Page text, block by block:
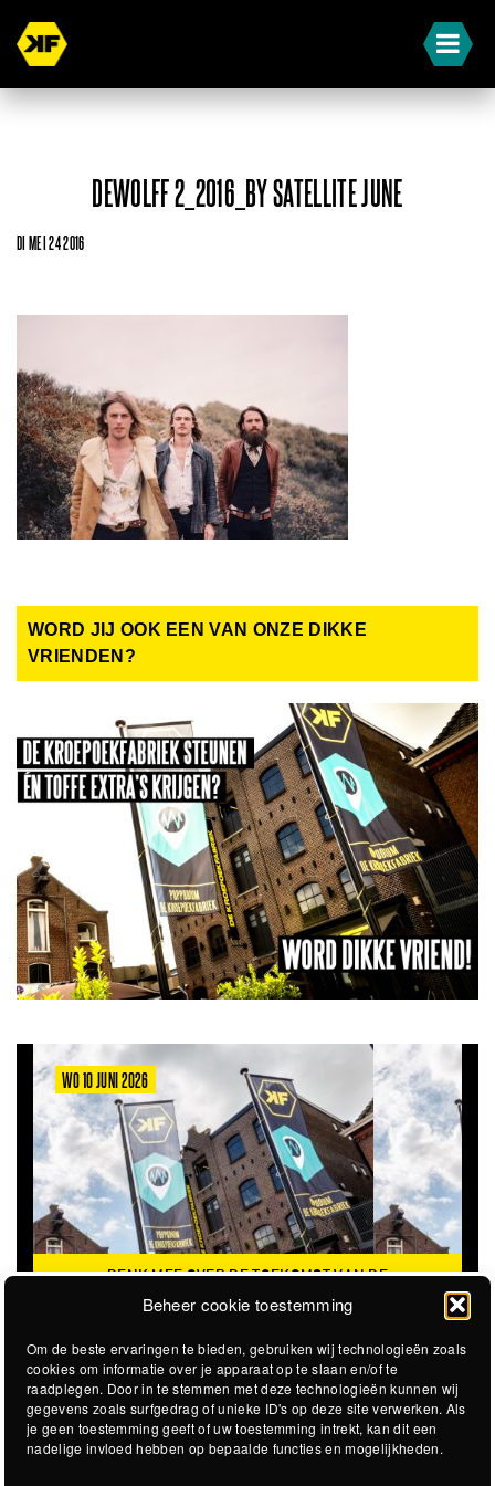
Beheer cookie toestemming
Om de beste ervaringen te bieden, gebruiken wij technologieën zoals
cookies om informatie over je apparaat op te slaan en/of te
raadplegen. Door in te stemmen met deze technologieën kunnen wij
gegevens zoals surfgedrag of unieke ID's op deze site verwerken. Als
je geen toestemming geeft of uw toestemming intrekt, kan dit een
nadelige invloed hebben op bepaalde functies en mogelijkheden.
DEWOLFF 2_2016_BY SATELLITE JUNE
DI MEI 24 2016
WORD JIJ OOK EEN VAN ONZE DIKKE
VRIENDEN?
WO 10 JUNI 2026
DENK MEE OVER DE TOEKOMST VAN DE
KROEPOEKFABRIEK